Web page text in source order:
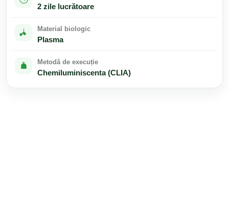
2 zile lucrătoare
Material biologic
Plasma
Metodă de execuție
Chemiluminiscenta (CLIA)